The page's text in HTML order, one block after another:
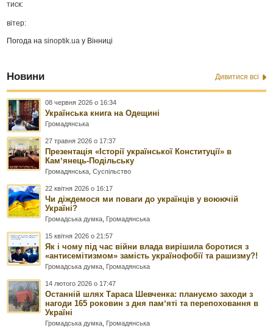
тиск:
вітер:
Погода наsinoptik.ua у Вінниці
Новини Дивитися всі
08 червня 2026 о 16:34
Українська книга на Одещині
Громадянська
27 травня 2026 о 17:37
Презентація «Історії української Конституції» в
Камʼянець-Подільську
Громадянська,Суспільство
22 квітня 2026 о 16:17
Чи діждемося ми поваги до українців у воюючій
Україні?
Громадська думка, Громадянська
15 квітня 2026 о 21:57
Як і чому під час війни влада вирішила боротися з
«антисемітизмом» замість українофобії та рашизму?!
Громадська думка, Громадянська
14 лютого 2026 о 17:47
Останній шлях Тараса Шевченка: плануємо заходи з
нагоди 165 роковин з дня памʼяті та перепоховання в
Україні
Громадська думка, Громадянська